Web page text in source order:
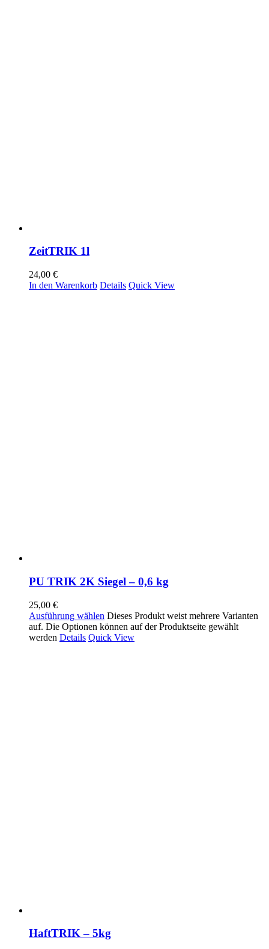
ZeitTRIK 1l
24,00 €
In den Warenkorb Details Quick View
PU TRIK 2K Siegel – 0,6 kg
25,00 €
Ausführung wählen Dieses Produkt weist mehrere Varianten
auf. Die Optionen können auf der Produktseite gewählt
werden Details Quick View
HaftTRIK – 5kg